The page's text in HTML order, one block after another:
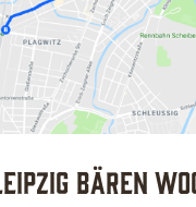
Bären